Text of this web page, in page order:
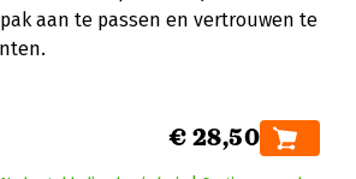
aan te passen en vertrouwen te
€ 28,50